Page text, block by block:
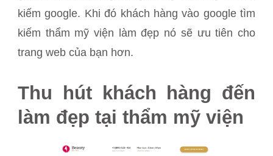
kiếm google. Khi đó khách hàng vào google tìm
kiếm thẩm mỹ viện làm đẹp nó sẽ ưu tiên cho
trang web của bạn hơn.
Thu hút khách hàng đến
làm đẹp tại thẩm mỹ viện